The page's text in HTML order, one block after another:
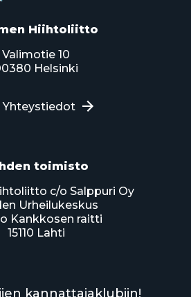
Hiihtoliitto
Valimotie 10
Helsinki
Yhteystiedot
toimisto
c/o Salppuri Oy
Urheilukeskus
Kankkosen raitti
15110 Lahti
kannattajaklubiin!